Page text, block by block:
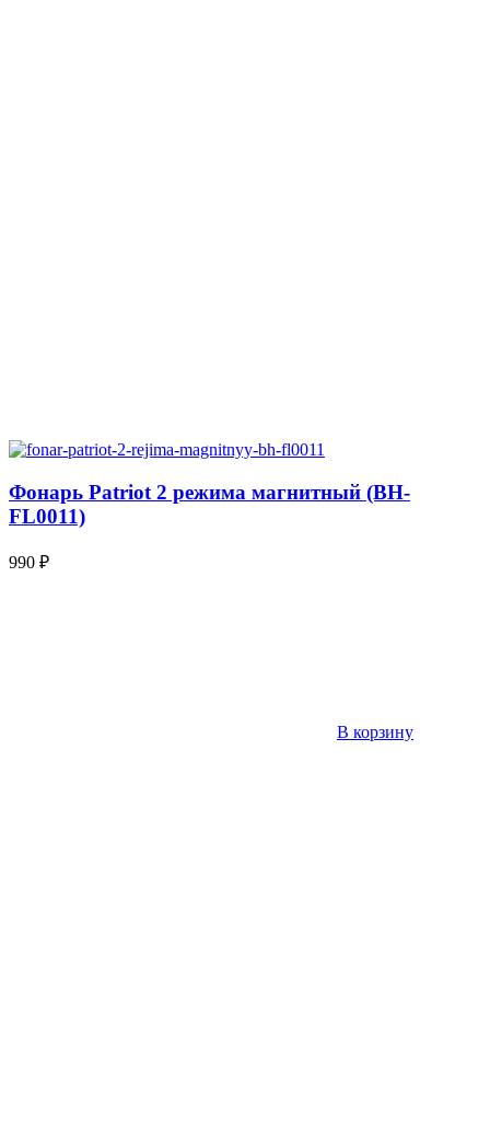
Фонарь Patriot 2 режима магнитный (BH-
FL0011)
990 ₽
В корзину